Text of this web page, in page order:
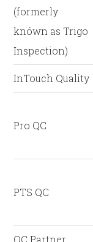
(formerly
knówn as Trigo
Inspection)
InTouch Quality
Pro QC
PTS QC
QC Partner